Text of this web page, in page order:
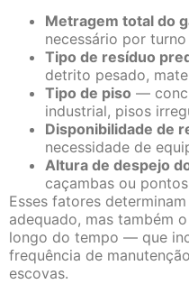
Metragem total do
necessário por
Tipo de resíduo
detrito pesado,
Tipo de piso —
industrial, pisos
Disponibilidade de
necessidade de
Altura de despejo
caçambas ou
Esses fatores
adequado, mas também
longo do tempo — que
frequência de
escovas.